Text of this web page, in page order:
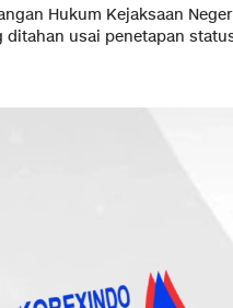
Hukum Kejaksaan
usai penetapan